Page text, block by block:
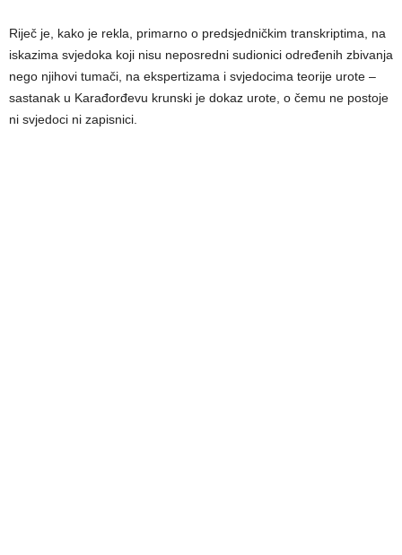
Riječ je, kako je rekla, primarno o predsjedničkim transkriptima, na
iskazima svjedoka koji nisu neposredni sudionici određenih zbivanja
nego njihovi tumači, na ekspertizama i svjedocima teorije urote –
sastanak u Karađorđevu krunski je dokaz urote, o čemu ne postoje
ni svjedoci ni zapisnici.